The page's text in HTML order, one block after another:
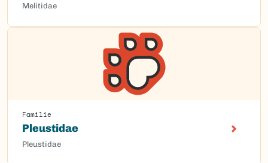
Melitidae
Familie
Pleustidae
Pleustidae